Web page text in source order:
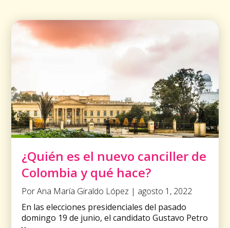
¿Quién es el nuevo canciller de
Colombia y qué hace?
Por Ana María Giraldo López | agosto 1, 2022
En las elecciones presidenciales del pasado
domingo 19 de junio, el candidato Gustavo Petro